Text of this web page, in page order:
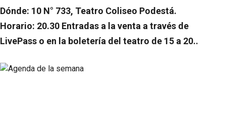
Dónde: 10 N° 733, Teatro Coliseo Podestá.
Horario: 20.30 Entradas a la venta a través de
LivePass o en la boletería del teatro de 15 a 20..